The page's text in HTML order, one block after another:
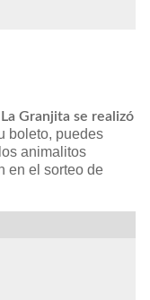
Granjita se realizó
boleto, puedes
animalitos
en el sorteo de